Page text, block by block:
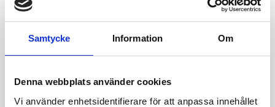
Samtycke Information Om
Denna webbplats använder cookies
Vi använder enhetsidentifierare för att anpassa innehållet
57,0
59,0